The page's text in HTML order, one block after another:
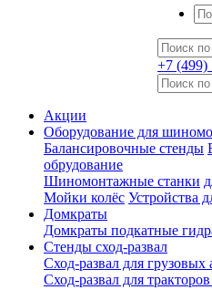
+7 (499)
Акции
Оборудование для
Балансировочные стенды
обрудование
Шиномонтажные станки
Мойки колёс Устройства
Домкраты
Домкраты подкатные
Стенды сход-развал
Сход-развал для грузовых
Сход-развал для